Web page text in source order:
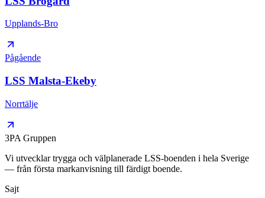
Upplands-Bro
Pågående
LSS Malsta-Ekeby
Norrtälje
3PA Gruppen
Vi utvecklar trygga och välplanerade LSS-boenden i hela Sverige
— från första markanvisning till färdigt boende.
Sajt